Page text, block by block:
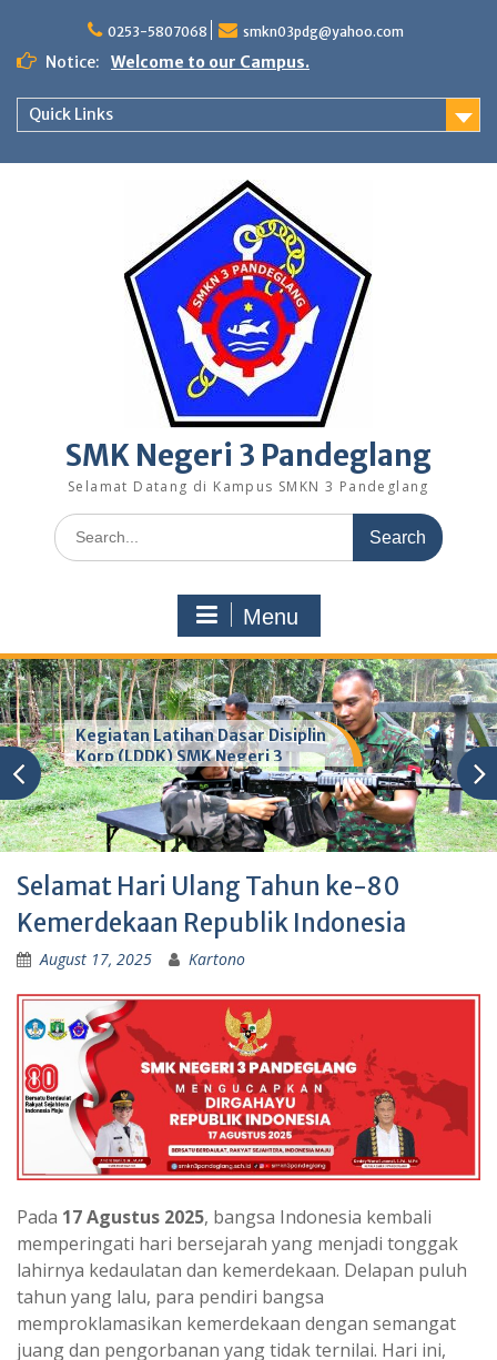
content
0253-5807068 smkn03pdg@yahoo.com
Notice: Welcome to our Campus.
Quick Links
SMK Negeri 3 Pandeglang
Selamat Datang di Kampus SMKN 3 Pandeglang
Search
for:
Menu
Kegiatan Latihan Dasar Disiplin
Korp (LDDK) SMK Negeri 3
Pandeglang
Selamat Hari Ulang Tahun ke-80
Kemerdekaan Republik Indonesia
August 17, 2025 Kartono
Pada 17 Agustus 2025, bangsa Indonesia kembali
memperingati hari bersejarah yang menjadi tonggak
lahirnya kedaulatan dan kemerdekaan. Delapan puluh
tahun yang lalu, para pendiri bangsa
memproklamasikan kemerdekaan dengan semangat
juang dan pengorbanan yang tidak ternilai. Hari ini,